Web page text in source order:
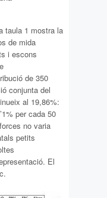
taula 1 mostra la
de mida
i escons
de 350
conjunta del
al 19,86%:
per cada 50
no varia
petits
El